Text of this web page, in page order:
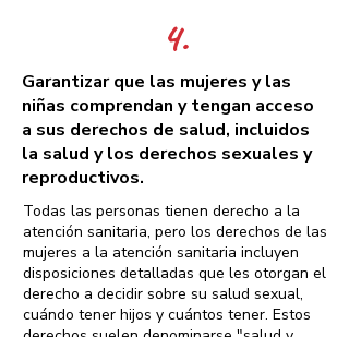
4.
Garantizar que las mujeres y las
niñas comprendan y tengan acceso
a sus derechos de salud, incluidos
la salud y los derechos sexuales y
reproductivos.
Todas las personas tienen derecho a la
atención sanitaria, pero los derechos de las
mujeres a la atención sanitaria incluyen
disposiciones detalladas que les otorgan el
derecho a decidir sobre su salud sexual,
cuándo tener hijos y cuántos tener. Estos